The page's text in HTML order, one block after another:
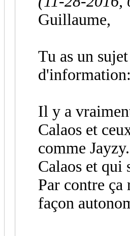
Guillaume,
Tu as un
d'information:
Il y a
Calaos et
comme
Calaos et qui
Par contre ça
façon